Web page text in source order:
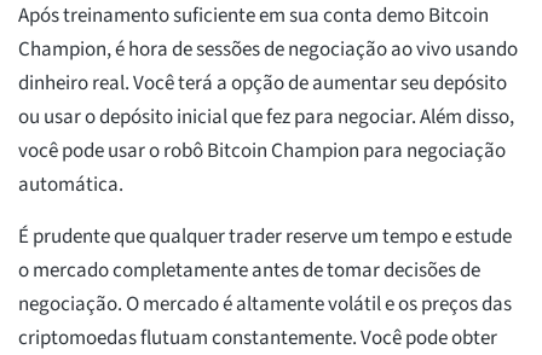
Após treinamento suficiente em sua conta demo Bitcoin
Champion, é hora de sessões de negociação ao vivo usando
dinheiro real. Você terá a opção de aumentar seu depósito
ou usar o depósito inicial que fez para negociar. Além disso,
você pode usar o robô Bitcoin Champion para negociação
automática.
É prudente que qualquer trader reserve um tempo e estude
o mercado completamente antes de tomar decisões de
negociação. O mercado é altamente volátil e os preços das
criptomoedas flutuam constantemente. Você pode obter